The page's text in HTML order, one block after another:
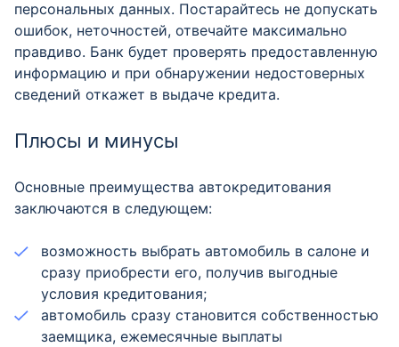
персональных данных. Постарайтесь не допускать
ошибок, неточностей, отвечайте максимально
правдиво. Банк будет проверять предоставленную
информацию и при обнаружении недостоверных
сведений откажет в выдаче кредита.
Плюсы и минусы
Основные преимущества автокредитования
заключаются в следующем:
возможность выбрать автомобиль в салоне и
сразу приобрести его, получив выгодные
условия кредитования;
автомобиль сразу становится собственностью
заемщика, ежемесячные выплаты